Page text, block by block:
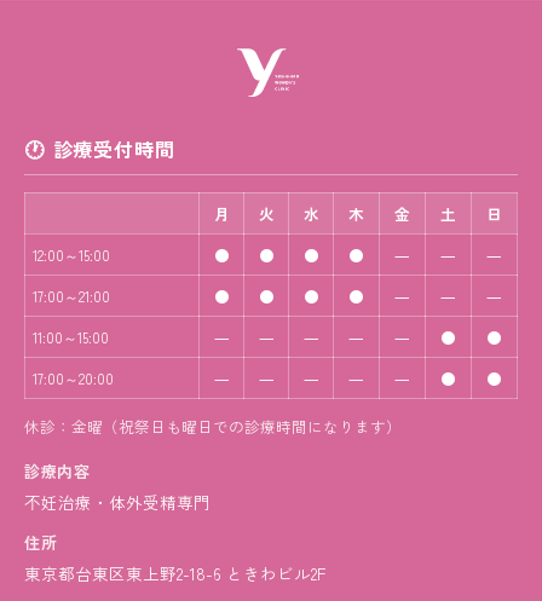
診療受付時間
月 火 水 木 金 土 日
12:00～15:00 ● ● ● ● ― ― ―
17:00～21:00 ● ● ● ● ― ― ―
11:00～15:00 ― ― ― ― ― ● ●
17:00～20:00 ― ― ― ― ― ● ●
休診：金曜（祝祭日も曜日での診療時間になります）
診療内容
不妊治療・体外受精専門
住所
東京都台東区東上野2-18-6 ときわビル2F